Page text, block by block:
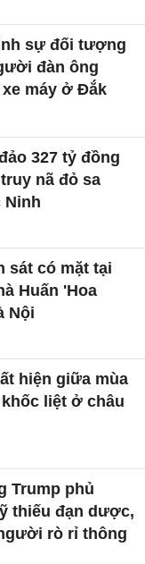
sự đối tượng
đàn ông
máy ở Đắk
327 tỷ đồng
nã đỏ sa
Ninh
sát có mặt tại
Huấn 'Hoa
Nội
hiện giữa mùa
liệt ở châu
Trump phủ
thiếu đạn dược,
rò rỉ thông